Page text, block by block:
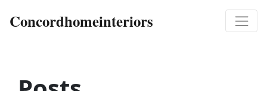
Concordhomeinteriors